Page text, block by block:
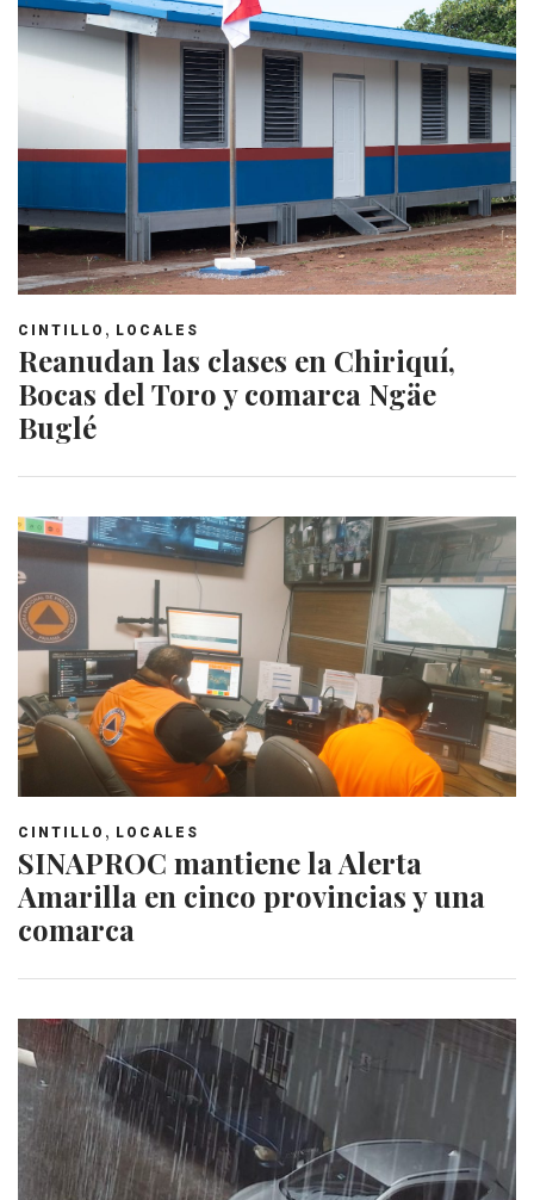
CINTILLO , LOCALES
Reanudan las clases en Chiriquí,
Bocas del Toro y comarca Ngäe
Buglé
CINTILLO , LOCALES
SINAPROC mantiene la Alerta
Amarilla en cinco provincias y una
comarca